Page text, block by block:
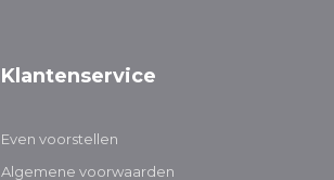
Klantenservice
Even voorstellen
Algemene voorwaarden